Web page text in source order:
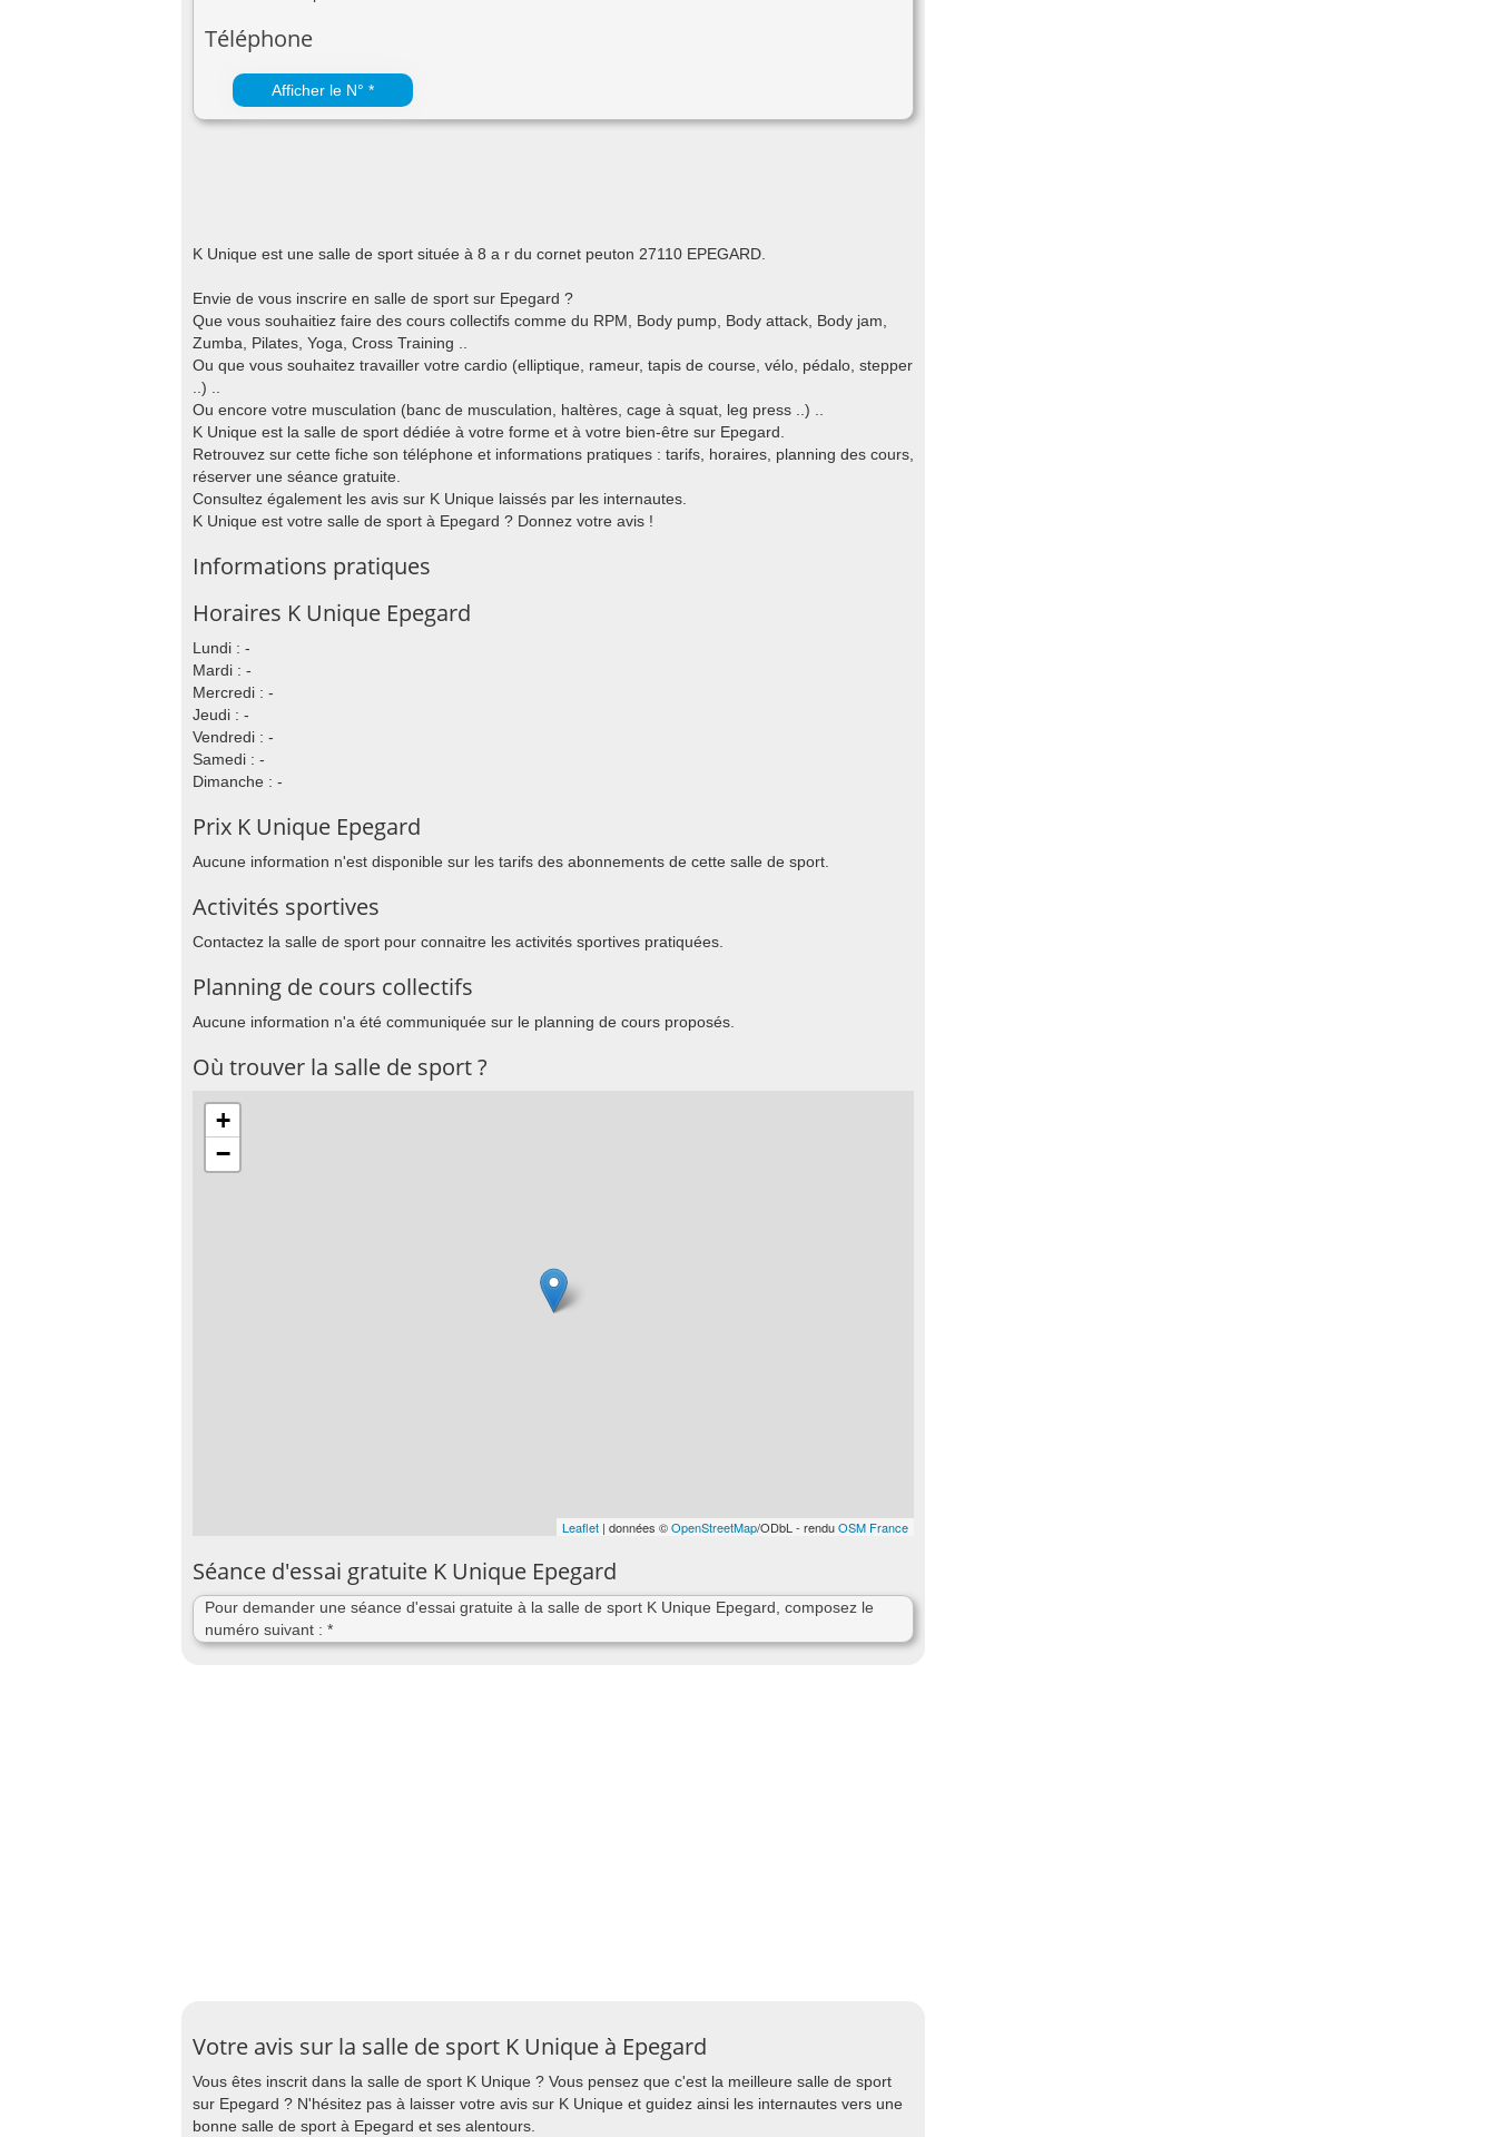
Téléphone
Afficher le N° *
K Unique est une salle de sport située à 8 a r du cornet peuton 27110 EPEGARD.
Envie de vous inscrire en salle de sport sur Epegard ?
Que vous souhaitiez faire des cours collectifs comme du RPM, Body pump, Body attack, Body jam,
Zumba, Pilates, Yoga, Cross Training ..
Ou que vous souhaitez travailler votre cardio (elliptique, rameur, tapis de course, vélo, pédalo, stepper
..) ..
Ou encore votre musculation (banc de musculation, haltères, cage à squat, leg press ..) ..
K Unique est la salle de sport dédiée à votre forme et à votre bien-être sur Epegard.
Retrouvez sur cette fiche son téléphone et informations pratiques : tarifs, horaires, planning des cours,
réserver une séance gratuite.
Consultez également les avis sur K Unique laissés par les internautes.
K Unique est votre salle de sport à Epegard ? Donnez votre avis !
Informations pratiques
Horaires K Unique Epegard
Lundi : -
Mardi : -
Mercredi : -
Jeudi : -
Vendredi : -
Samedi : -
Dimanche : -
Prix K Unique Epegard
Aucune information n'est disponible sur les tarifs des abonnements de cette salle de sport.
Activités sportives
Contactez la salle de sport pour connaitre les activités sportives pratiquées.
Planning de cours collectifs
Aucune information n'a été communiquée sur le planning de cours proposés.
Où trouver la salle de sport ?
+
−
Leaflet | données ©OpenStreetMap/ODbL - renduOSM France
Séance d'essai gratuite K Unique Epegard
Pour demander une séance d'essai gratuite à la salle de sport K Unique Epegard, composez le
numéro suivant : *
Votre avis sur la salle de sport K Unique à Epegard
Vous êtes inscrit dans la salle de sport K Unique ? Vous pensez que c'est la meilleure salle de sport
sur Epegard ? N'hésitez pas à laisser votre avis sur K Unique et guidez ainsi les internautes vers une
bonne salle de sport à Epegard et ses alentours.